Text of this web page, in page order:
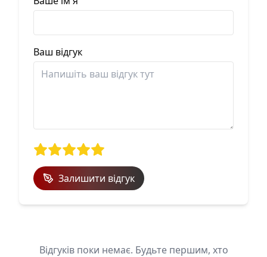
Ваш відгук
Залишити відгук
Відгуків поки немає. Будьте першим, хто